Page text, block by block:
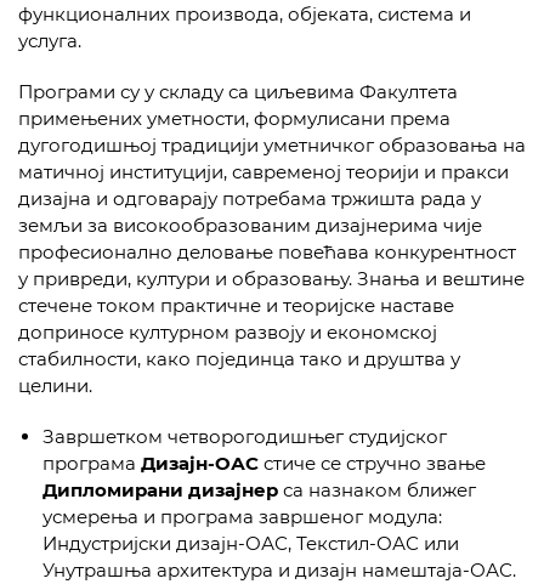
функционалних производа, објеката, система и
услуга.
Програми су у складу са циљевима Факултета
примењених уметности, формулисани према
дугогодишњој традицији уметничког образовања на
матичној институцији, савременој теорији и пракси
дизајна и одговарају потребама тржишта рада у
земљи за високообразованим дизајнерима чије
професионално деловање повећава конкурентност
у привреди, култури и образовању. Знања и вештине
стечене током практичне и теоријске наставе
доприносе културном развоју и економској
стабилности, како појединца тако и друштва у
целини.
Завршетком четворогодишњег студијског
програма Дизајн-ОАС стиче се стручно звање
Дипломирани дизајнер са назнаком ближег
усмерења и програма завршеног модула:
Индустријски дизајн-ОАС, Текстил-ОАС или
Унутрашња архитектура и дизајн намештаја-ОАС.